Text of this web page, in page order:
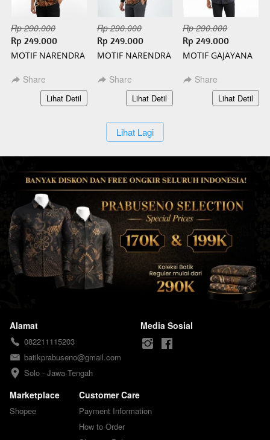
Rp 290.000
Rp 249.000
MOTIF NARENDRA
SLIMFIT
Share
`Lihat Detil
Rp 290.000
Rp 249.000
MOTIF NARENDRA
SLIMFIT
Share
`
Lihat Detil
Rp 290.000
Rp 249.000
MOTIF GAJAYANA
SLIMFIT
Share
`Lihat Detil
`Lihat Lagi
Alamat
082211115203
batikprabuseno@gmail.com
Solo - Jawa Tengah
Media Sosial
Marketplace
Shopee
Customer Care
Payment Information
How to Order